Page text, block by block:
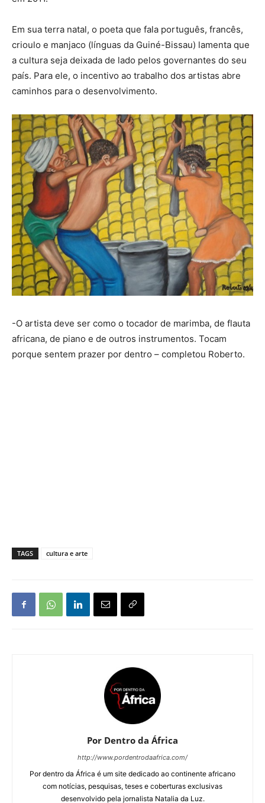
Em sua terra natal, o poeta que fala português, francês,
crioulo e manjaco (línguas da Guiné-Bissau) lamenta que
a cultura seja deixada de lado pelos governantes do seu
país. Para ele, o incentivo ao trabalho dos artistas abre
caminhos para o desenvolvimento.
-O artista deve ser como o tocador de marimba, de flauta
africana, de piano e de outros instrumentos. Tocam
porque sentem prazer por dentro – completou Roberto.
TAGS cultura e arte
Por Dentro da África
http://www.pordentrodaafrica.com/
Por dentro da África é um site dedicado ao continente africano
com notícias, pesquisas, teses e coberturas exclusivas
desenvolvido pela jornalista Natalia da Luz.